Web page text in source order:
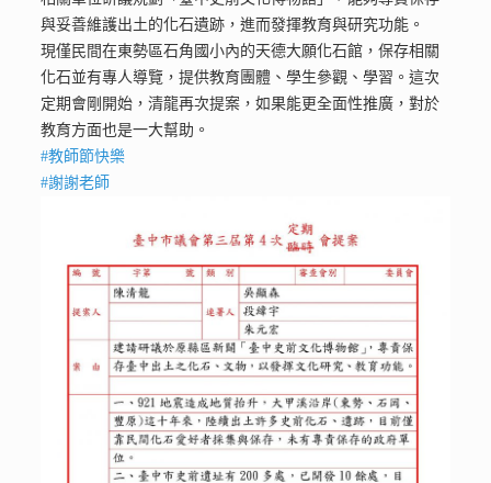
與妥善維護出土的化石遺跡，進而發揮教育與研究功能。
現僅民間在東勢區石角國小內的天德大願化石館，保存相關
化石並有專人導覽，提供教育團體、學生參觀、學習。這次
定期會剛開始，清龍再次提案，如果能更全面性推廣，對於
教育方面也是一大幫助。
#教師節快樂
#謝謝老師